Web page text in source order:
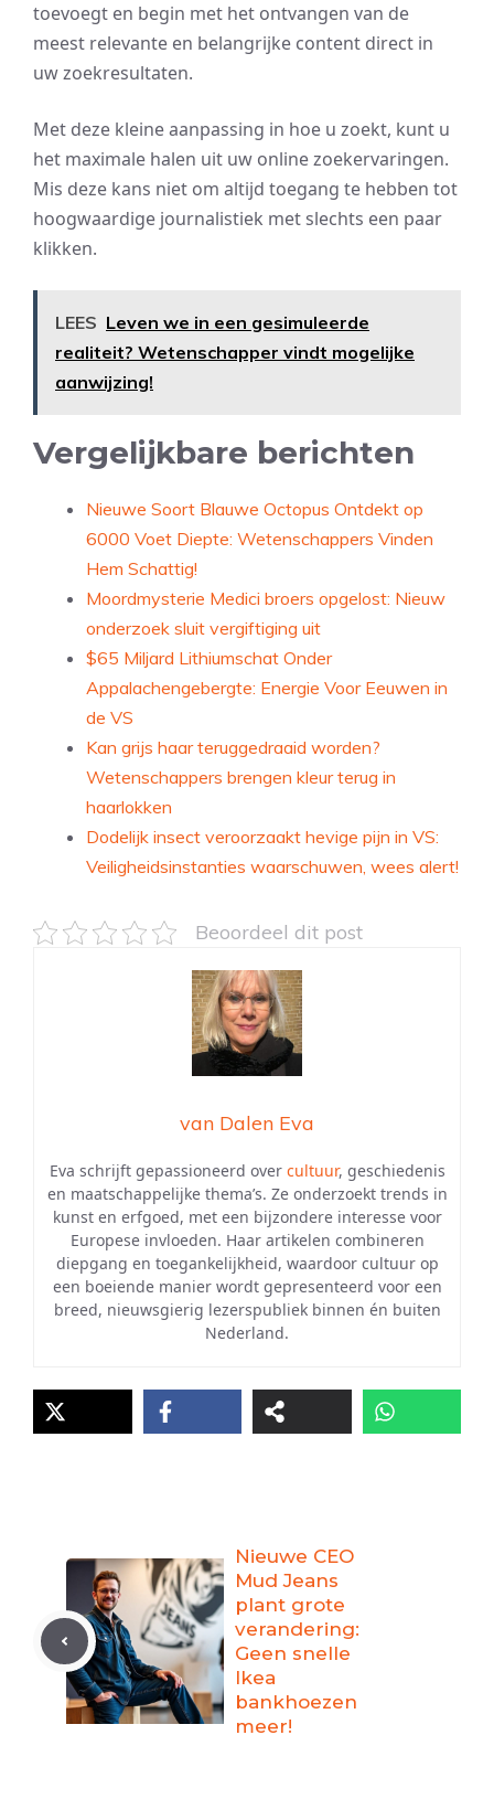
toevoegt en begin met het ontvangen van de
meest relevante en belangrijke content direct in
uw zoekresultaten.
Met deze kleine aanpassing in hoe u zoekt, kunt u
het maximale halen uit uw online zoekervaringen.
Mis deze kans niet om altijd toegang te hebben tot
hoogwaardige journalistiek met slechts een paar
klikken.
LEES Leven we in een gesimuleerde
realiteit? Wetenschapper vindt mogelijke
aanwijzing!
Vergelijkbare berichten
Nieuwe Soort Blauwe Octopus Ontdekt op
6000 Voet Diepte: Wetenschappers Vinden
Hem Schattig!
Moordmysterie Medici broers opgelost: Nieuw
onderzoek sluit vergiftiging uit
$65 Miljard Lithiumschat Onder
Appalachengebergte: Energie Voor Eeuwen in
de VS
Kan grijs haar teruggedraaid worden?
Wetenschappers brengen kleur terug in
haarlokken
Dodelijk insect veroorzaakt hevige pijn in VS:
Veiligheidsinstanties waarschuwen, wees alert!
Beoordeel dit post
van Dalen Eva
Eva schrijft gepassioneerd over cultuur, geschiedenis
en maatschappelijke thema’s. Ze onderzoekt trends in
kunst en erfgoed, met een bijzondere interesse voor
Europese invloeden. Haar artikelen combineren
diepgang en toegankelijkheid, waardoor cultuur op
een boeiende manier wordt gepresenteerd voor een
breed, nieuwsgierig lezerspubliek binnen én buiten
Nederland.
Nieuwe CEO
Mud Jeans
plant grote
verandering:
Geen snelle
Ikea
bankhoezen
meer!